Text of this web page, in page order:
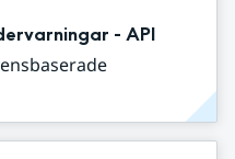
- API